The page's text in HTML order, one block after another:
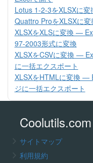
Lotus 1-2-3をXLSXに変
Quattro ProをXLSXに
XLSXをXLSに変換 —
97-2003形式に変換
XLSXをCSVに変換 —
に一括エクスポート
XLSXをHTMLに変換 —
ジに一括エクスポート
Coolutils.com
サイトマップ
利用規約